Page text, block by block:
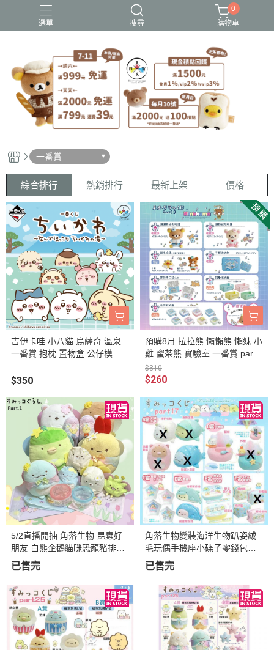
選單 搜尋
史努比歐拉夫 吉伊卡哇 憂傷馬戲團
拉拉熊
迪士尼-玩具總動員
0
購物車
一番賞
綜合排行 熱銷排行 最新上架 價格
吉伊卡哇 小八貓 烏薩奇 溫泉
一番賞 抱枕 置物盒 公仔模型
$350
預購8月 拉拉熊 懶懶熊 懶妹 小
雞 蜜茶熊 實驗室 一番賞 part.1
3 第二箱
$310
$260
5/2直播開抽 角落生物 昆蟲好
朋友 白熊企鵝貓咪恐龍豬排炸
蝦 一番賞 Part.1
已售完
角落生物變裝海洋生物趴姿絨
毛玩偶手機座小碟子零錢包一
番賞抽抽樂
已售完